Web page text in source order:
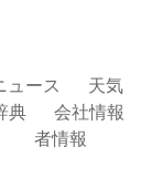
ュース 天気
典 会社情報
者情報